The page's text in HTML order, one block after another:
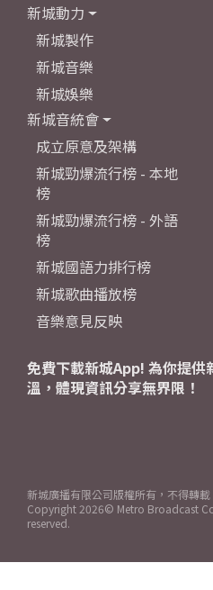
新城動力
新城製作
新城音樂
新城娛樂
新城音統會
成立原意及架構
新城勁爆流行榜 - 本地
榜
新城勁爆流行榜 - 外語
榜
新城國語力排行榜
新城歌曲播放榜
音樂意見反映
免費下載新城App! 為你提供
溫，體現資訊分享無界限！
新城廣播有限公司版權所有，不得轉載
Copyright 2026© Metro Broadcast
reserved.